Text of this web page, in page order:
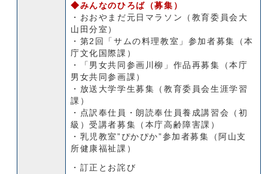
◆みんなのひろば（募集）
・おおやまだ元日マラソン（教育委員会大
山田分室）
・第2回「サムの料理教室」参加者募集（本
庁文化国際課）
・「男女共同参画川柳」作品再募集（本庁
男女共同参画課）
・放送大学学生募集（教育委員会生涯学習
課）
・点訳奉仕員・朗読奉仕員養成講習会（初
級）受講者募集（本庁高齢障害課）
・乳児教室”ぴかぴか”参加者募集（阿山支
所健康福祉課）
・訂正とお詫び